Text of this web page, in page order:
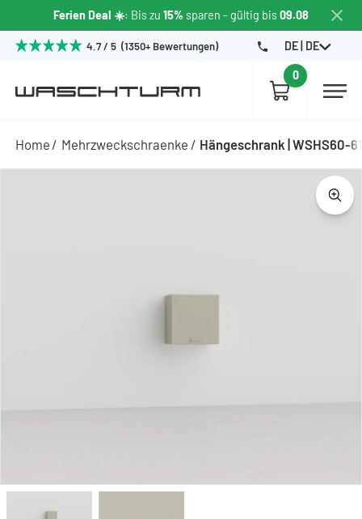
Ferien Deal ☀️: Bis zu 15% sparen - gültig bis09.08
4.7 / 5 (1350+ Bewertungen) DE | DE
0
Home Mehrzweckschraenke Hängeschrank | WSHS60-